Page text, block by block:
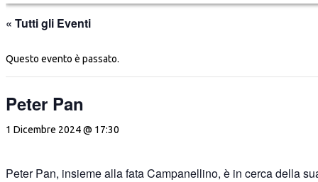
« Tutti gli Eventi
Questo evento è passato.
Peter Pan
1 Dicembre 2024 @ 17:30
Peter Pan, insieme alla fata Campanellino, è in cerca della